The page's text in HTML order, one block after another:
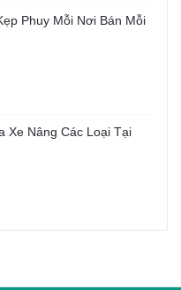
Phuy Mỗi Nơi Bán Mỗi
Xe Nâng Các Loại Tại